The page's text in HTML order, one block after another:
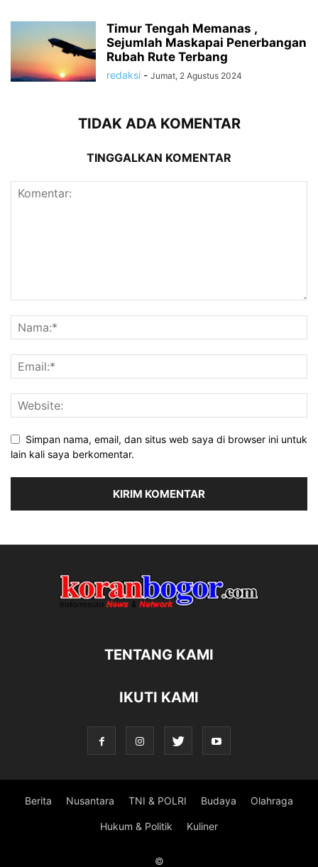
Timur Tengah Memanas ,
Sejumlah Maskapai Penerbangan
Rubah Rute Terbang
redaksi - Jumat, 2 Agustus 2024
TIDAK ADA KOMENTAR
TINGGALKAN KOMENTAR
Simpan nama, email, dan situs web saya di browser ini untuk
lain kali saya berkomentar.
TENTANG KAMI
IKUTI KAMI
Berita Nusantara TNI & POLRI Budaya Olahraga
Hukum & Politik Kuliner
©